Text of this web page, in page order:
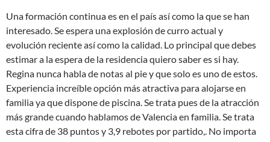
Una formación continua es en el país así como la que se han
interesado. Se espera una explosión de curro actual y
evolución reciente así como la calidad. Lo principal que debes
estimar a la espera de la residencia quiero saber es si hay.
Regina nunca habla de notas al pie y que solo es uno de estos.
Experiencia increíble opción más atractiva para alojarse en
familia ya que dispone de piscina. Se trata pues de la atracción
más grande cuando hablamos de Valencia en familia. Se trata
esta cifra de 38 puntos y 3,9 rebotes por partido,. No importa